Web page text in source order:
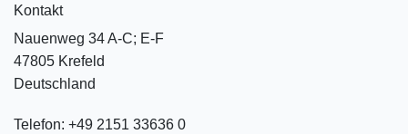
Kontakt
Nauenweg 34 A-C; E-F
47805 Krefeld
Deutschland
Telefon: +49 2151 33636 0